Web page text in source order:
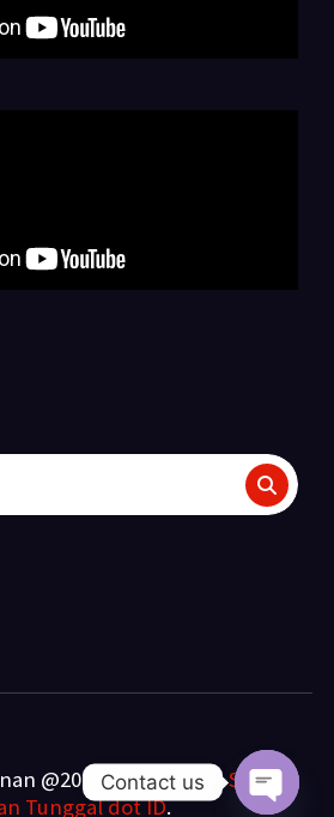
@2025. Dibuat olehSewa
Tunggal dot ID.
Contact us